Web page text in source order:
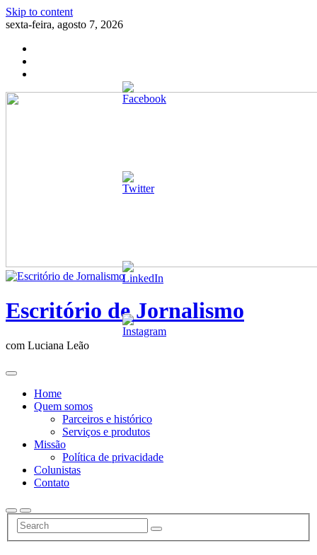
Skip to content
sexta-feira, agosto 7, 2026
Escritório de Jornalismo
com Luciana Leão
Home
Quem somos
Parceiros e histórico
Serviços e produtos
Missão
Política de privacidade
Colunistas
Contato